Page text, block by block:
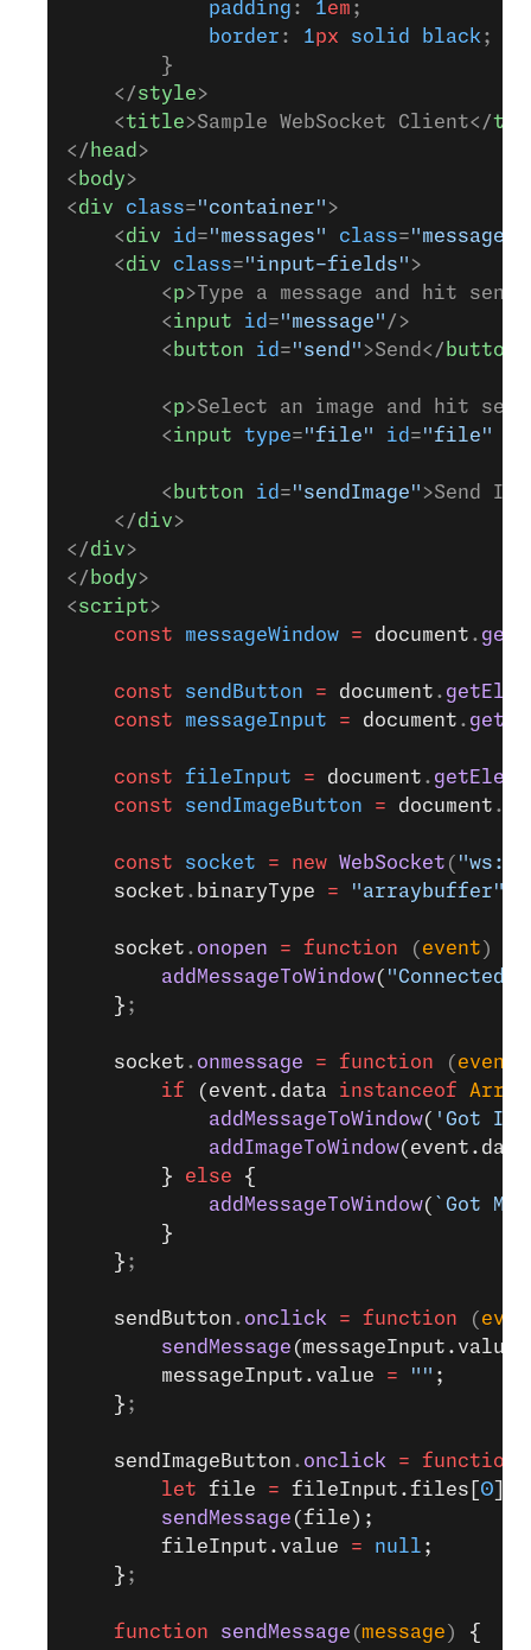
            padding
: 1em ;
            border
: 1px solid black ;
        }
    </
style>
    <
title>Sample WebSocket Client</
</ head >
< body>
<div class="container" >
    <
div id ="messages" class="messages"
    <
div class="input-fields" >
        <
p>Type a message and hit
        <
input id ="message" />
        <
button id ="send" >Send</ button
        <
p>Select an image and hit
        <
input type="file" id ="file"
        <
button id ="sendImage" >Send
    </
div>
</div>
</ body>
<script>
    const
messageWindow = document .
    const
sendButton = document .
    const
messageInput = document .
    const
fileInput = document .
    const
sendImageButton = document .
    const
socket = new WebSocket ( "ws://
    socket
. binaryType = "arraybuffer"
    socket
. onopen = function ( event )
        addMessageToWindow
( "Connected"
    }
;
    socket
. onmessage = function ( event
        if
(event.data instanceof
            addMessageToWindow
( 'Got
            addImageToWindow
        }
else {
            addMessageToWindow
( `Got
        }
    }
;
    sendButton
. onclick = function (
        sendMessage
        messageInput.value
= "" ;
    }
;
    sendImageButton
. onclick = function
        let
file = fileInput.files[ 0
        sendMessage
(file);
        fileInput.value
= null ;
    }
;
    function
sendMessage (message ) {